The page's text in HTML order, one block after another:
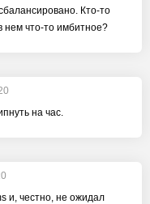
Кто-то
нем что-то имбитное?
на час.
и, честно, не ожидал